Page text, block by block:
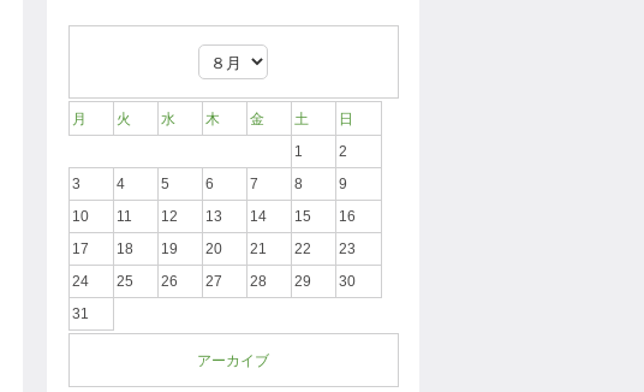
月 火 水 木 金 土
日
1
2
3
4 5 6 7 8
9
10
11 12 13 14 15
16
17
18 19 20 21 22
23
24
25 26 27 28 29
30
31
アーカイブ